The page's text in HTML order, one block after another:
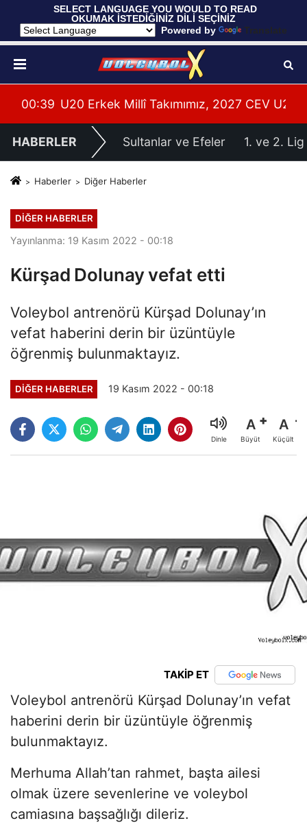
SELECT LANGUAGE YOU WOULD TO READ
OKUMAK İSTEDİĞİNİZ DİLİ SEÇİNİZ
Powered by
Translate
Hazırlıklarına Başladı
Alanya’da Başladı
00:39 U20 Erkek Millî Takımımız, 2027 CEV U20
HABERLER Sultanlar ve Efeler 1. ve 2. Lig
Haberler Diğer Haberler
DIĞER HABERLER
Yayınlanma: 19 Kasım 2022 - 00:18
Kürşad Dolunay vefat etti
Voleybol antrenörü Kürşad Dolunay’ın
vefat haberini derin bir üzüntüyle
öğrenmiş bulunmaktayız.
DIĞER HABERLER 19 Kasım 2022 - 00:18
Dinle
A
Büyüt
A
Küçült
TAKİP ET
Voleybol antrenörü Kürşad Dolunay’ın vefat
haberini derin bir üzüntüyle öğrenmiş
bulunmaktayız.
Merhuma Allah’tan rahmet, başta ailesi
olmak üzere sevenlerine ve voleybol
camiasına başsağlığı dileriz.